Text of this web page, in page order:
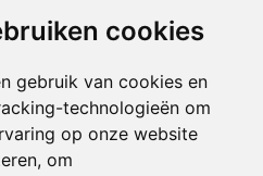
cookies
gebruik van cookies en
technologieën om
op onze website
om
gewenst moment binnen 90
we een boom! Lees meer Over